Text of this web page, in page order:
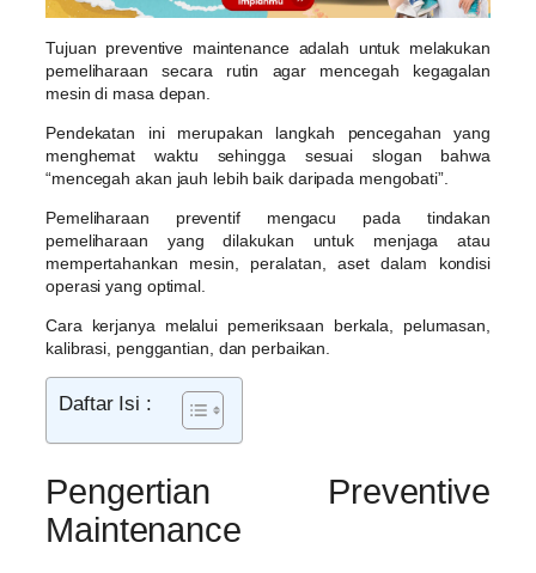
Tujuan preventive maintenance adalah untuk melakukan
pemeliharaan secara rutin agar mencegah kegagalan
mesin di masa depan.
Pendekatan ini merupakan langkah pencegahan yang
menghemat waktu sehingga sesuai slogan bahwa
“mencegah akan jauh lebih baik daripada mengobati”.
Pemeliharaan preventif mengacu pada tindakan
pemeliharaan yang dilakukan untuk menjaga atau
mempertahankan mesin, peralatan, aset dalam kondisi
operasi yang optimal.
Cara kerjanya melalui pemeriksaan berkala, pelumasan,
kalibrasi, penggantian, dan perbaikan.
Daftar Isi :
Pengertian Preventive
Maintenance